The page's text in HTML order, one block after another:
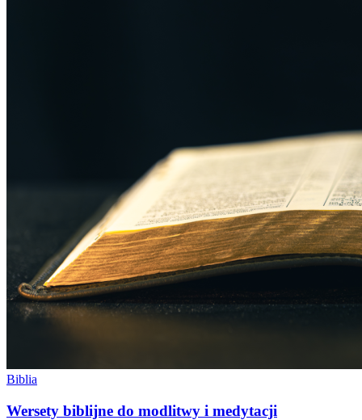
Biblia
Wersety biblijne do modlitwy i medytacji